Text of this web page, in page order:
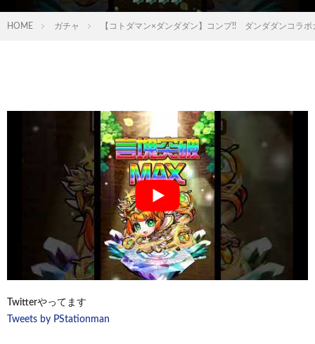
HOME ガチャ 【コトダマン×ダンダダン】コンプ!! ダンダダンコラ
Twitterやってます
Tweets by PStationman